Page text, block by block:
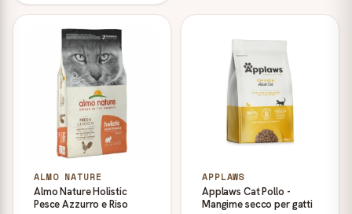
ALMO NATURE
Almo Nature Holistic
Pesce Azzurro e Riso
APPLAWS
Applaws Cat Pollo -
Mangime secco per gatti